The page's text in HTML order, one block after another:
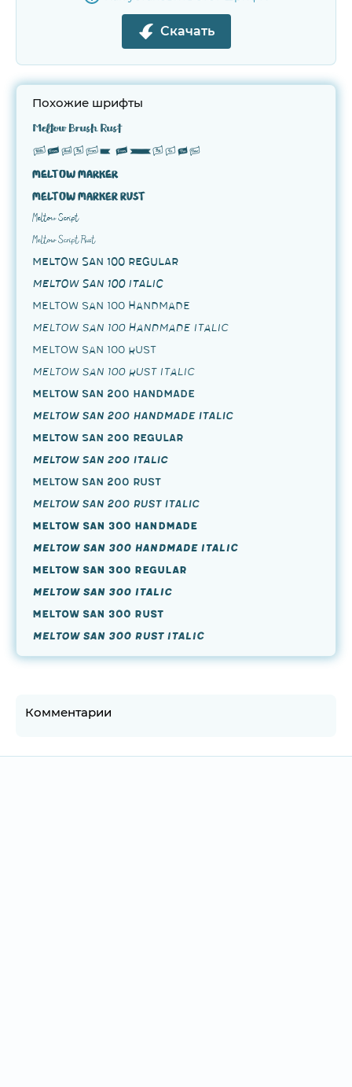
Скачать
Похожие шрифты
Meltow Brush Rust
Meltow Extras
Meltow Marker
Meltow Marker Rust
Meltow Script
Meltow Script Rust
Meltow San 100 Regular
Meltow San 100 Italic
Meltow San 100 Handmade
Meltow San 100 Handmade Italic
Meltow San 100 Rust
Meltow San 100 Rust Italic
Meltow San 200 Handmade
Meltow San 200 Handmade Italic
Meltow San 200 Regular
Meltow San 200 Italic
Meltow San 200 Rust
Meltow San 200 Rust Italic
Meltow San 300 Handmade
Meltow San 300 Handmade Italic
Meltow San 300 Regular
Meltow San 300 Italic
Meltow San 300 Rust
Meltow San 300 Rust Italic
Комментарии